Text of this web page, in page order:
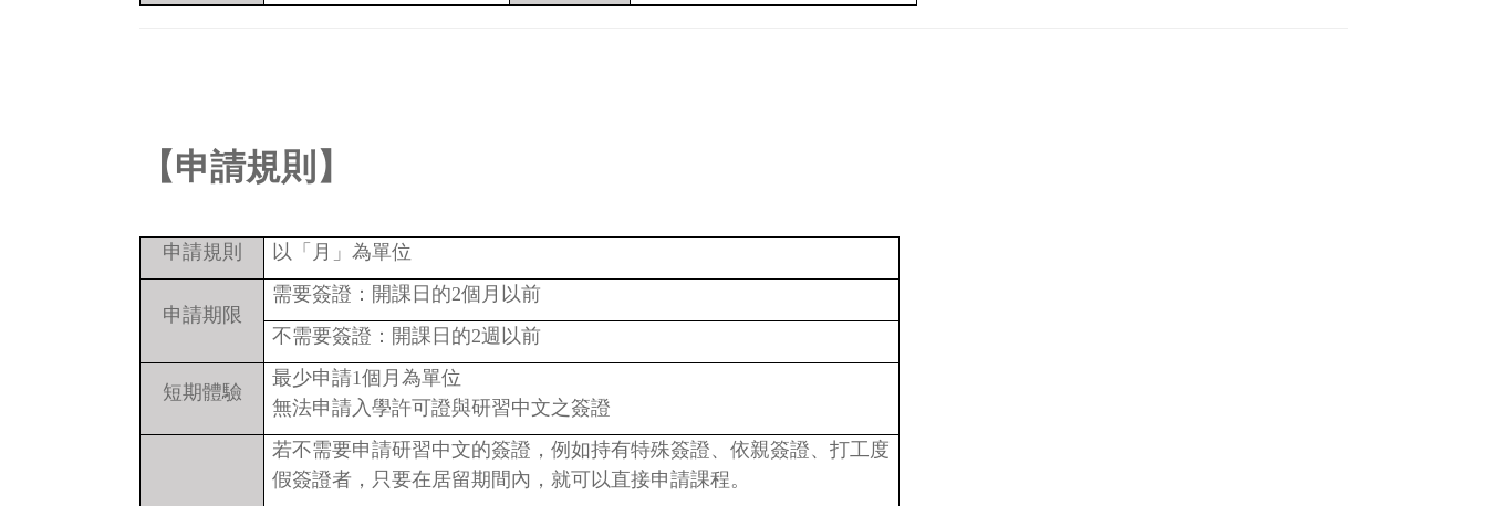
【申請規則】
申請規則 以「月 」 為單位
申請期限
需要簽證：開課日的2個月以前
不需要簽證：開課日的2週以前
短期體驗
最少申請1個月為單位
無法申請入學許可證與研習中文之簽證
若不需要申請研習中文的簽證，例如持有特殊簽證、依親簽證、打工度
假簽證者，只要在居留期間內，就可以直接申請課程。